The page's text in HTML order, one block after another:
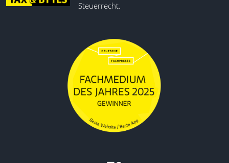
Steuerrecht.